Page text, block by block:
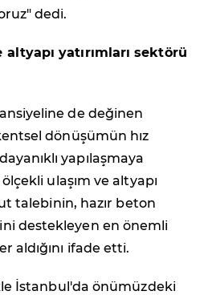
dedi.
yatırımları sektörü
de değinen
dönüşümün hız
yapılaşmaya
ulaşım ve altyapı
talebinin, hazır beton
destekleyen en önemli
aldığını ifade etti.
İstanbul'da önümüzdeki